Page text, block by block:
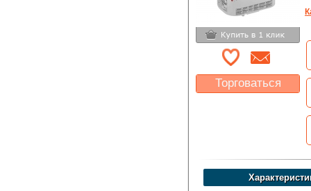
Торговаться